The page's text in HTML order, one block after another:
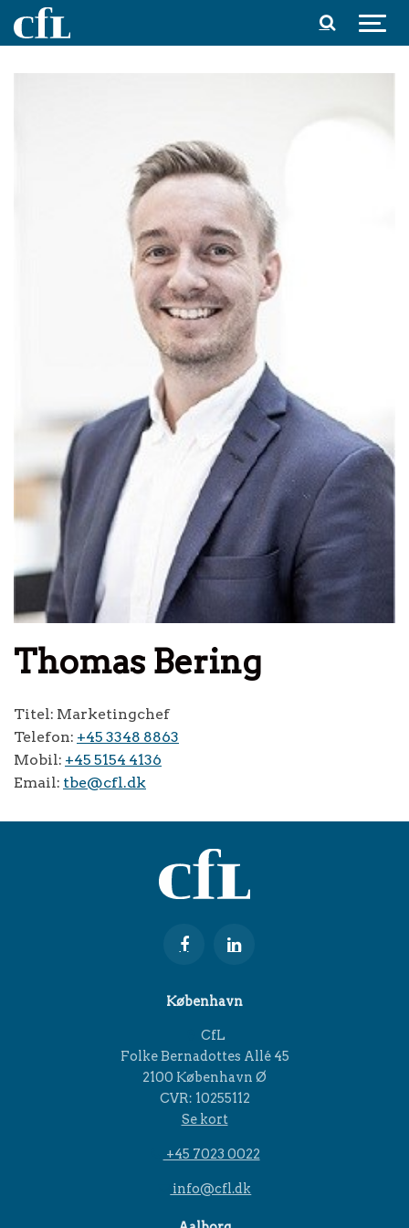
Spring til indhold
Thomas Bering
Titel: Marketingchef
Telefon: +45 3348 8863
Mobil: +45 5154 4136
Email: tbe@cfl.dk
København
CfL
Folke Bernadottes Allé 45
2100 København Ø
CVR: 10255112
Se kort
+45 7023 0022
info@cfl.dk